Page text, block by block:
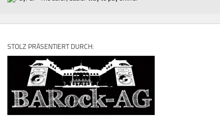
STOLZ PRÄSENTIERT DURCH: